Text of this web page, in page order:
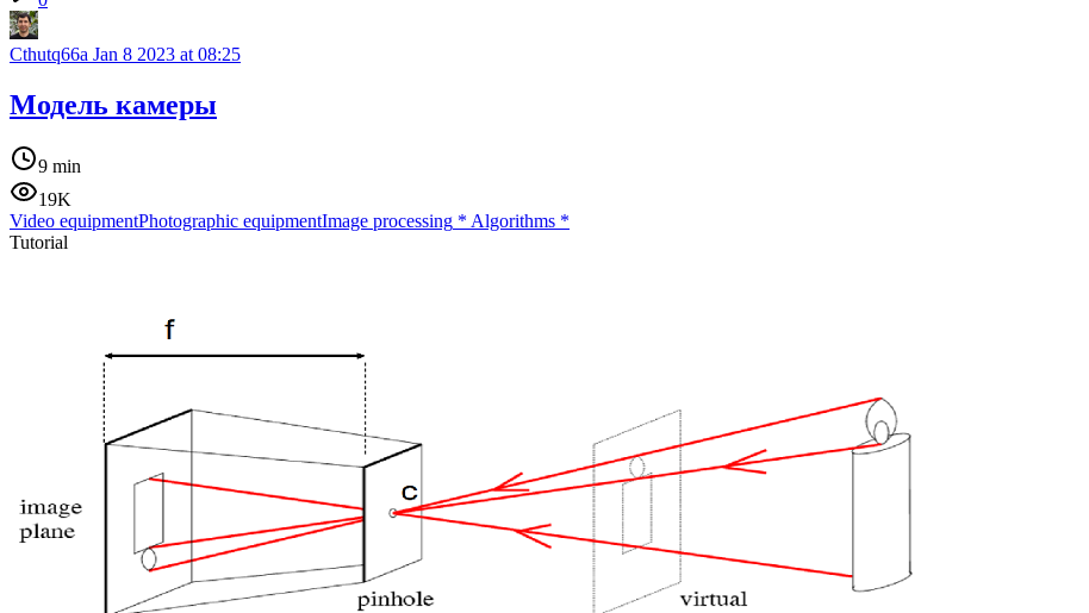
Cthutq66a Jan 8 2023 at 08:25
Модель камеры
9 min
19K
Video equipmentPhotographic equipmentImage processing * Algorithms *
Tutorial